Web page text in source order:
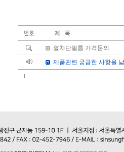
열차단필름 가격문의
제품관련 궁금한 사항을
1